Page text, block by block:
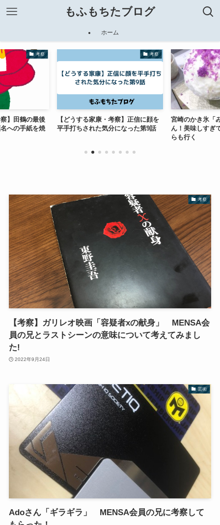
もふもちたブログ
ホーム
考察
】田鶴の最後
への手紙を焼
考察
【どうする家康・考察】正信に顔を
平手打ちされた気分になった第9話
宮崎のかき氷「
ん！美味しすぎ
らも行く
考察
【考察】ガリレオ映画「容疑者xの献身」 MENSA会
員の兄とラストシーンの意味について考えてみまし
た!
2022年9月24日
芸術
Adoさん「ギラギラ」 MENSA会員の兄に考察して